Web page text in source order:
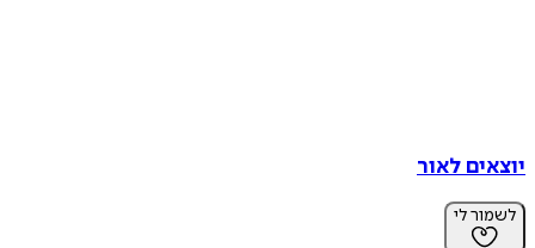
יוצאים לאור
לשמור לי